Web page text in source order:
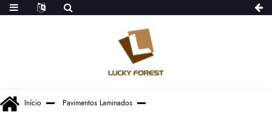
Início
Pavimentos Laminados